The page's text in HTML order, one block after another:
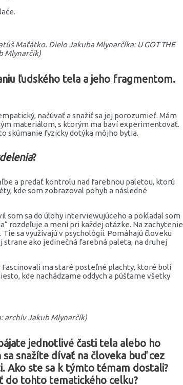
Maťátko. Dielo Jakuba Mlynarčíka: U GOT THE
Mlynarčík)
ľudského tela a jeho fragmentom.
načúvať a snažiť sa jej porozumieť. Mám
materiálom, s ktorým ma baví experimentovať.
skúmanie fyzicky dotýka môjho bytia.
?
a predať kontrolu nad farebnou paletou, ktorú
kde som zobrazoval pohyb a následné
som sa do úlohy interviewujúceho a pokladal som
rozdeľuje a mení pri každej otázke. Na zachytenie
sa využívajú v psychológii. Pomáhajú človeku
ako jedinečná farebná paleta, na druhej
ma staré posteľné plachty, ktoré boli
kde nachádzame oddych a púšťame všetky
archív Jakub Mlynarčík)
jednotlivé časti tela alebo ho
snažíte dívať na človeka buď cez
Ako ste sa k týmto témam dostali?
do tohto tematického celku?